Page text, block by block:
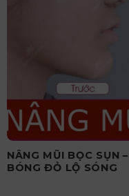
NÂNG MŨI BỌC SỤN
BÓNG ĐỎ LỘ SÓNG